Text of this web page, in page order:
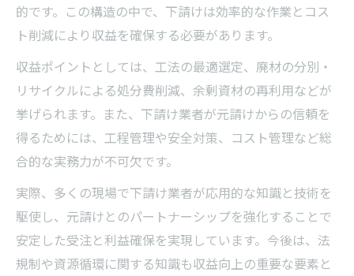
的です。この構造の中で、下請けは効率的な作業とコス
ト削減により収益を確保する必要があります。
収益ポイントとしては、工法の最適選定、廃材の分別・
リサイクルによる処分費削減、余剰資材の再利用などが
挙げられます。また、下請け業者が元請けからの信頼を
得るためには、工程管理や安全対策、コスト管理など総
合的な実務力が不可欠です。
実際、多くの現場で下請け業者が応用的な知識と技術を
駆使し、元請けとのパートナーシップを強化することで
安定した受注と利益確保を実現しています。今後は、法
規制や資源循環に関する知識も収益向上の重要な要素と